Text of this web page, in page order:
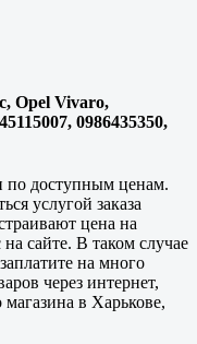
Opel Vivaro,
0986435350,
по доступным ценам.
услугой заказа
цена на
сайте. В таком случае
на много
через интернет,
магазина в Харькове,